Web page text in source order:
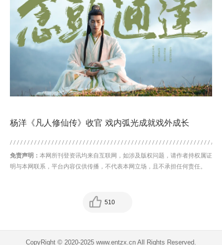
杨洋《凡人修仙传》收官 戏内弧光成就戏外成长
免责声明： 本网所刊登资讯均来自互联网，如涉及版权问题，请作者持权属证
明与本网联系，平台内容仅供传播，不代表本网立场，且不承担任何责任。
510
CopyRight © 2020-2025 www.entzx.cn All Rights Reserved.